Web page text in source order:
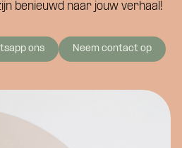
benieuwd naar jouw verhaal!
ons Neem contact op